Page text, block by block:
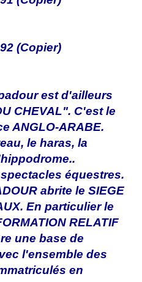
est d'ailleurs
CHEVAL". C'est le
ANGLO-ARABE.
le haras, la
équestres.
abrite le SIEGE
En particulier le
RELATIF
une base de
l'ensemble des
en